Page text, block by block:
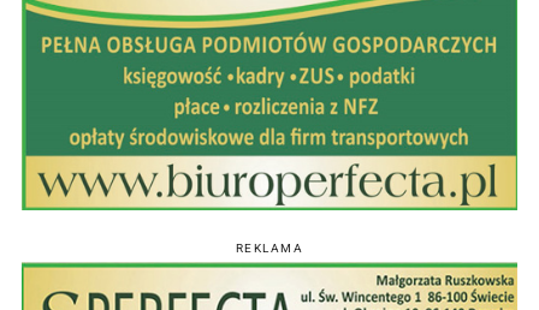
REKLAMA